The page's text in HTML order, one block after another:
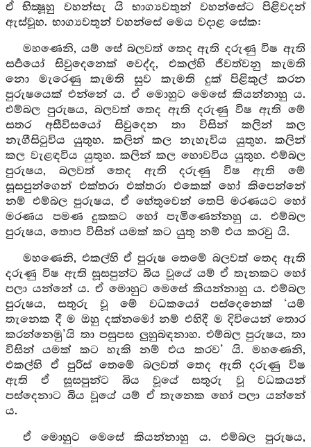
ඒ භික්‍ෂූහු වහන්සැ යි භාග්‍යවතුන් වහන්සේට පිළිවදන්
ඇස්වූහ. භාග්‍යවතුන් වහන්සේ මෙය වදාළ සේක:
මහණෙනි, යම් සේ බලවත් තෙද ඇති දරුණු විෂ ඇති
සර්‍පයෝ සිවුදෙනෙක් වෙද්ද, එකල්හි ජීවත්වනු කැමති
නො මැරෙණු කැමති සුව කැමති දුක් පිළිකුල් කරන
පුරුෂයෙක් එන්නේ ය. ඒ මොහුට මෙසේ කියන්නාහු ය.
එම්බල පුරුෂය, බලවත් තෙද ඇති දරුණු විෂ ඇති මේ
සතර අසීවිසයෝ සිවුදෙන තා විසින් කලින් කල
නැගීසිටුවිය යුතුහ. කලින් කල නැහැවිය යුතුහ. කලින්
කල වැළඳවිය යුතුහ. කලින් කල හොවවිය යුතුහ. එම්බල
පුරුෂය, බලවත් තෙද ඇති දරුණු විෂ ඇති මේ
සූසපුන්ගෙන් එක්තරා එක්තරා එකෙක් හෝ කිපෙන්නේ
නම් එම්බල පුරුෂය, ඒ හේතුවෙන් තෙපි මරණයට හෝ
මරණය පමණ දුකකට හෝ පැමිණෙන්නහු ය. එම්බල
පුරුෂය, තොප විසින් යමක් කට යුතු නම් එය කරවු යි.
මහණෙනි, එකල්හි ඒ පුරුෂ තෙමේ බලවත් තෙද ඇති
දරුණු විෂ ඇති සූසපුන්ට බිය වූයේ යම් ඒ තැනකට හෝ
පලා යන්නේ ය. ඒ මොහුට මෙසේ කියන්නාහු ය. එම්බල
පුරුෂය, සතුරු වූ මේ වධකයෝ පස්දෙනෙක් ‘යම්
තැනෙක දී ම ඔහු දක්නමෝ නම් එහිදී ම දිවියෙන් තොර
කරන්නෙමු’යි තා පසුපස ලුහුබඳනාහ. එම්බල පුරුෂය, තා
විසින් යමක් කට හැකි නම් එය කරව’ යි. මහණෙනි,
එකල්හි ඒ පුරිස් තෙමේ බලවත් තෙද ඇති දරුණු විෂ
ඇති ඒ සූසපුන්ට බිය වූයේ සතුරු වූ වධකයන්
පස්දෙනාට බිය වූයේ යම් ඒ තැනෙක හෝ පලා යන්නේ
ය.
ඒ මොහුට මෙසේ කියන්නාහු ය. එම්බල පුරුෂය,